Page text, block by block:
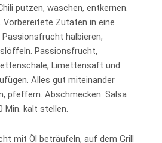
putzen, waschen, entkernen.
Vorbereitete Zutaten in eine
Passionsfrucht halbieren,
Passionsfrucht,
Limettensaft und
Alles gut miteinander
pfeffern. Abschmecken. Salsa
Min. kalt stellen.
mit Öl beträufeln, auf dem Grill